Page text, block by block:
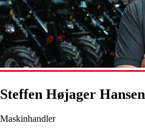
Steffen Højager Hansen
Maskinhandler